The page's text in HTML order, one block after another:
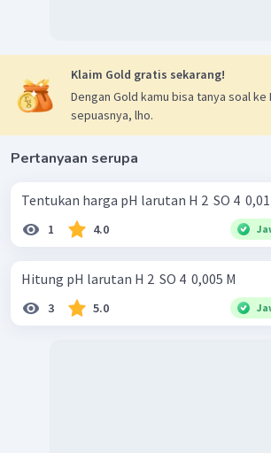
Klaim Gold gratis sekarang!
Dengan Gold kamu bisa tanya soal ke
sepuasnya, lho.
Pertanyaan serupa
Tentukan harga pH larutan H 2 ​ SO 4
1 4.0
Hitung pH larutan H 2 ​ SO 4 ​ 0,005 M
3 5.0